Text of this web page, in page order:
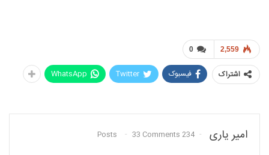
0 2,559
اشتراک فیسبوک Twitter
WhatsApp
امیر یاری 234 Posts
33 Comments